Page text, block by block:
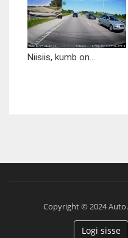
Niisiis, kumb on...
Copyright © 2024
Logi sisse